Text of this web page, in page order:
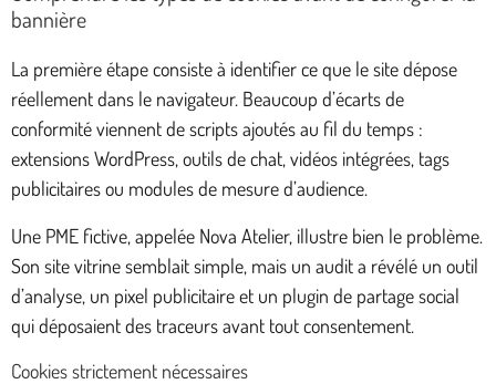
bannière
La première étape consiste à identifier ce que le site dépose
réellement dans le navigateur. Beaucoup d’écarts de
conformité viennent de scripts ajoutés au fil du temps :
extensions WordPress, outils de chat, vidéos intégrées, tags
publicitaires ou modules de mesure d’audience.
Une PME fictive, appelée Nova Atelier, illustre bien le problème.
Son site vitrine semblait simple, mais un audit a révélé un outil
d’analyse, un pixel publicitaire et un plugin de partage social
qui déposaient des traceurs avant tout consentement.
Cookies strictement nécessaires